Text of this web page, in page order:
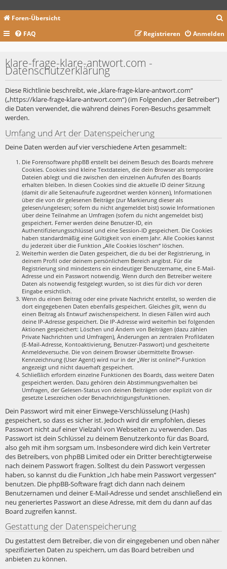
Foren-Übersicht
c
FAQ Anmelden
Registrieren
klare-frage-klare-antwort.com -
Datenschutzerklärung
Diese Richtlinie beschreibt, wie „klare-frage-klare-antwort.com“
(„https://klare-frage-klare-antwort.com“) (im Folgenden „der Betreiber“)
die Daten verwendet, die während deines Foren-Besuchs gesammelt
werden.
Umfang und Art der Datenspeicherung
Deine Daten werden auf vier verschiedene Arten gesammelt:
Die Forensoftware phpBB erstellt bei deinem Besuch des Boards mehrere
Cookies. Cookies sind kleine Textdateien, die dein Browser als temporäre
Dateien ablegt und die zwischen den einzelnen Aufrufen des Boards
erhalten bleiben. In diesen Cookies sind die aktuelle ID deiner Sitzung
(damit dir alle Seitenaufrufe zugeordnet werden können), Informationen
über die von dir gelesenen Beiträge (zur Markierung dieser als
gelesen/ungelesen; sofern du nicht angemeldet bist) sowie Informationen
über deine Teilnahme an Umfragen (sofern du nicht angemeldet bist)
gespeichert. Ferner werden deine Benutzer-ID, ein
Authentifizierungsschlüssel und eine Session-ID gespeichert. Die Cookies
haben standardmäßig eine Gültigkeit von einem Jahr. Alle Cookies kannst
du jederzeit über die Funktion „Alle Cookies löschen“ löschen.
Weiterhin werden die Daten gespeichert, die du bei der Registrierung, in
deinem Profil oder deinem persönlichem Bereich angibst. Für die
Registrierung sind mindestens ein eindeutiger Benutzername, eine E-Mail-
Adresse und ein Passwort notwendig. Wenn durch den Betreiber weitere
Daten als notwendig festgelegt wurden, so ist dies für dich vor deren
Eingabe ersichtlich.
Wenn du einen Beitrag oder eine private Nachricht erstellst, so werden die
dort eingegebenen Daten ebenfalls gespeichert. Gleiches gilt, wenn du
einen Beitrag als Entwurf zwischenspeicherst. In diesen Fällen wird auch
deine IP-Adresse gespeichert. Die IP-Adresse wird weiterhin bei folgenden
Aktionen gespeichert: Löschen und Ändern von Beiträgen (dazu zählen
Private Nachrichten und Umfragen), Änderungen an zentralen Profildaten
(E-Mail-Adresse, Kontoaktivierung, Benutzer-Passwort) und gescheiterte
Anmeldeversuche. Die von deinem Browser übermittelte Browser-
Kennzeichnung (User Agent) wird nur in der „Wer ist online?“-Funktion
angezeigt und nicht dauerhaft gespeichert.
Schließlich erfordern einzelne Funktionen des Boards, dass weitere Daten
gespeichert werden. Dazu gehören dein Abstimmungsverhalten bei
Umfragen, der Gelesen-Status von deinen Beiträgen oder explizit von dir
gesetzte Lesezeichen oder Benachrichtigungsfunktionen.
Dein Passwort wird mit einer Einwege-Verschlüsselung (Hash)
gespeichert, so dass es sicher ist. Jedoch wird dir empfohlen, dieses
Passwort nicht auf einer Vielzahl von Webseiten zu verwenden. Das
Passwort ist dein Schlüssel zu deinem Benutzerkonto für das Board,
also geh mit ihm sorgsam um. Insbesondere wird dich kein Vertreter
des Betreibers, von phpBB Limited oder ein Dritter berechtigterweise
nach deinem Passwort fragen. Solltest du dein Passwort vergessen
haben, so kannst du die Funktion „Ich habe mein Passwort vergessen“
benutzen. Die phpBB-Software fragt dich dann nach deinem
Benutzernamen und deiner E-Mail-Adresse und sendet anschließend ein
neu generiertes Passwort an diese Adresse, mit dem du dann auf das
Board zugreifen kannst.
Gestattung der Datenspeicherung
Du gestattest dem Betreiber, die von dir eingegebenen und oben näher
spezifizierten Daten zu speichern, um das Board betreiben und
anbieten zu können.